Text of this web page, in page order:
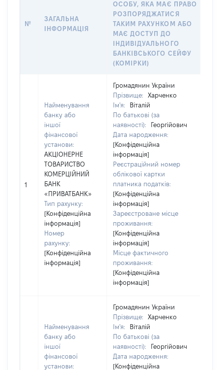
№
ЗАГАЛЬНА
ІНФОРМАЦІЯ
ОСОБУ, ЯКА МАЄ ПРАВО
РОЗПОРЯДЖАТИСЯ
ТАКИМ РАХУНКОМ АБО
МАЄ ДОСТУП ДО
ІНДИВІДУАЛЬНОГО
БАНКІВСЬКОГО СЕЙФУ
(КОМІРКИ)
1
Найменування
банку або
іншої
фінансової
установи:
АКЦІОНЕРНЕ
ТОВАРИСТВО
КОМЕРЦІЙНИЙ
БАНК
«ПРИВАТБАНК»
Тип рахунку:
[Конфіденційна
інформація]
Номер
рахунку:
[Конфіденційна
інформація]
Громадянин України
Прізвище:
Харченко
Ім'я:
Віталій
По батькові (за
наявності):
Георгійович
Дата народження:
[Конфіденційна
інформація]
Реєстраційний номер
облікової картки
платника податків:
[Конфіденційна
інформація]
Зареєстроване місце
проживання:
[Конфіденційна
інформація]
Місце фактичного
проживання:
[Конфіденційна
інформація]
Найменування
банку або
іншої
фінансової
установи:
Громадянин України
Прізвище:
Харченко
Ім'я:
Віталій
По батькові (за
наявності):
Георгійович
Дата народження:
[Конфіденційна